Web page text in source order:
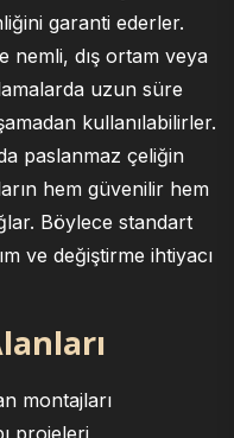
garanti ederler.
nemli, dış ortam veya
uzun süre
kullanılabilirler.
paslanmaz çeliğin
hem güvenilir hem
Böylece standart
ve değiştirme ihtiyacı
montajları